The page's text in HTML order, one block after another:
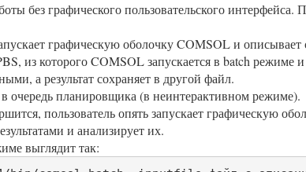
без графического пользовательского интерфейса.
графическую оболочку COMSOL и
из которого COMSOL запускается в batch режиме
а результат сохраняет в другой файл.
в очередь планировщика (в неинтерактивном режиме).
пользователь опять запускает графическую
и анализирует их.
выглядит так: